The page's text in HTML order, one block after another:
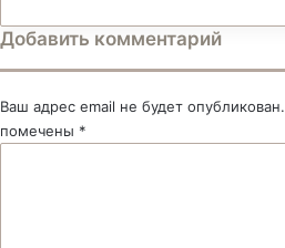
Добавить комментарий
Ваш адрес email не будет опубликован.
помечены *